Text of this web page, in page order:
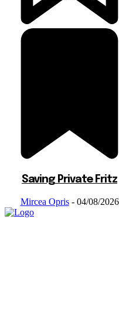
Saving Private Fritz
Mircea Opris - 04/08/2026